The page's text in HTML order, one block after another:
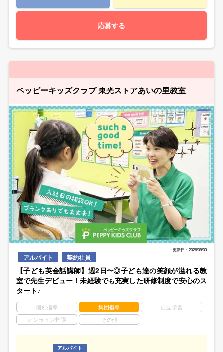
応募する
ペッピーキッズクラブ 東光ストアあいの里教室
更新日：2026/08/03
アルバイト 契約社員
【子ども英会話講師】週2日〜◎子ども達の笑顔が溢れる教
室で先生デビュー！未経験でも充実した研修制度で安心のス
タート♪
個別指導 集団指導 自立学習
オンライン指導 その他
アルバイト